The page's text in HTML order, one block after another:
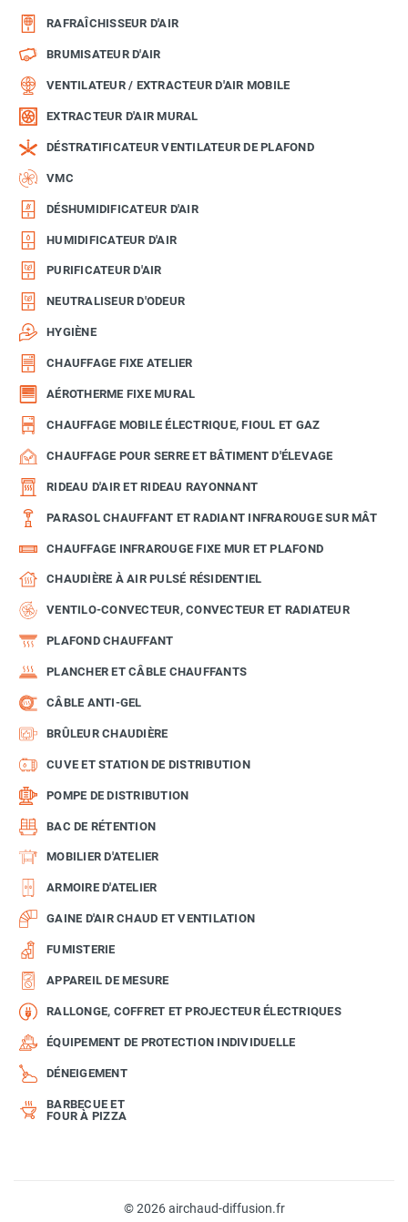
RAFRAÎCHISSEUR D'AIR
BRUMISATEUR D'AIR
VENTILATEUR / EXTRACTEUR D'AIR MOBILE
EXTRACTEUR D'AIR MURAL
DÉSTRATIFICATEUR VENTILATEUR DE PLAFOND
VMC
DÉSHUMIDIFICATEUR D'AIR
HUMIDIFICATEUR D'AIR
PURIFICATEUR D'AIR
NEUTRALISEUR D'ODEUR
HYGIÈNE
CHAUFFAGE FIXE ATELIER
AÉROTHERME FIXE MURAL
CHAUFFAGE MOBILE ÉLECTRIQUE, FIOUL ET GAZ
CHAUFFAGE POUR SERRE ET BÂTIMENT D'ÉLEVAGE
RIDEAU D'AIR ET RIDEAU RAYONNANT
PARASOL CHAUFFANT ET RADIANT INFRAROUGE SUR MÂT
CHAUFFAGE INFRAROUGE FIXE MUR ET PLAFOND
CHAUDIÈRE À AIR PULSÉ RÉSIDENTIEL
VENTILO-CONVECTEUR, CONVECTEUR ET RADIATEUR
PLAFOND CHAUFFANT
PLANCHER ET CÂBLE CHAUFFANTS
CÂBLE ANTI-GEL
BRÛLEUR CHAUDIÈRE
CUVE ET STATION DE DISTRIBUTION
POMPE DE DISTRIBUTION
BAC DE RÉTENTION
MOBILIER D'ATELIER
ARMOIRE D'ATELIER
GAINE D'AIR CHAUD ET VENTILATION
FUMISTERIE
APPAREIL DE MESURE
RALLONGE, COFFRET ET PROJECTEUR ÉLECTRIQUES
ÉQUIPEMENT DE PROTECTION INDIVIDUELLE
DÉNEIGEMENT
BARBECUE ET
FOUR À PIZZA
© 2026 airchaud-diffusion.fr